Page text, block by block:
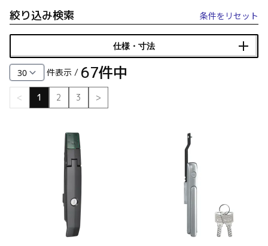
キャスター・アジャスター・スライドレール・モ
ニターアーム
断熱・ライト・ラック
絞り込み検索 条件をリセット
仕様・寸法
件表示 / 67件中
< 1 2 3 >